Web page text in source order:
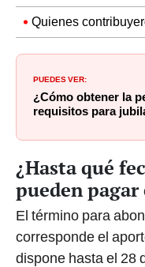
Quienes
PUEDES VER:
¿Cómo obtener la
requisitos para
¿Hasta qué
pueden
El término para
corresponde el
dispone hasta el 28